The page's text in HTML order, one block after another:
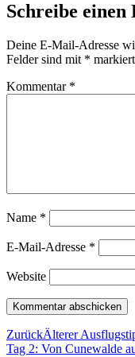
Schreibe
Deine E-Mail-Adresse
Felder sind mit * markiert
Kommentar *
Name *
E-Mail-Adresse *
Website
ZurückÄlterer
Tag 2: Von Cunewalde